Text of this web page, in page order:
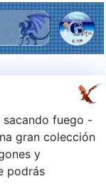
sacando fuego -
gran colección
y
podrás